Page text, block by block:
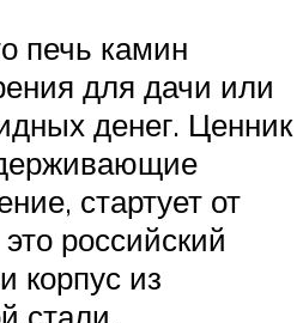
печь камин
для дачи или
денег. Ценник
стартует от
российский
корпус из